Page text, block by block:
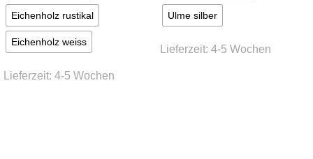
3er Sofa:
Breite 175 cm, Tiefe 62 cm, Sitzhöhe 48 cm,
Gesamthöhe 76 cm
Mindestbestellmenge:
Eichenholz rustikal
Eichenholz weiss
Lieferzeit: 4-5 Wochen
Ulme silber
Lieferzeit: 4-5 Wochen